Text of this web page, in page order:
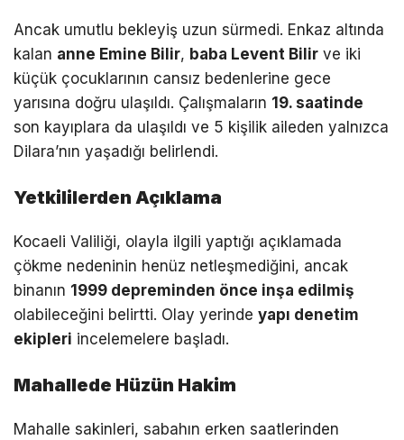
Ancak umutlu bekleyiş uzun sürmedi. Enkaz altında
kalan anne Emine Bilir, baba Levent Bilir ve iki
küçük çocuklarının cansız bedenlerine gece
yarısına doğru ulaşıldı. Çalışmaların 19. saatinde
son kayıplara da ulaşıldı ve 5 kişilik aileden yalnızca
Dilara’nın yaşadığı belirlendi.
Yetkililerden Açıklama
Kocaeli Valiliği, olayla ilgili yaptığı açıklamada
çökme nedeninin henüz netleşmediğini, ancak
binanın 1999 depreminden önce inşa edilmiş
olabileceğini belirtti. Olay yerinde yapı denetim
ekipleri incelemelere başladı.
Mahallede Hüzün Hakim
Mahalle sakinleri, sabahın erken saatlerinden